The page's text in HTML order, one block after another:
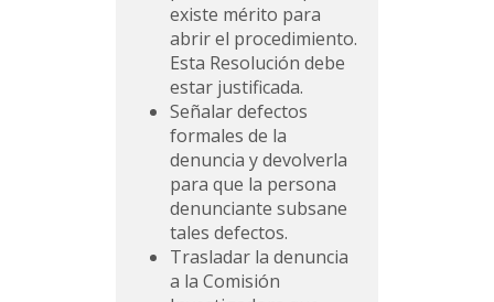
existe mérito para
abrir el procedimiento.
Esta Resolución debe
estar justificada.
Señalar defectos
formales de la
denuncia y devolverla
para que la persona
denunciante subsane
tales defectos.
Trasladar la denuncia
a la Comisión